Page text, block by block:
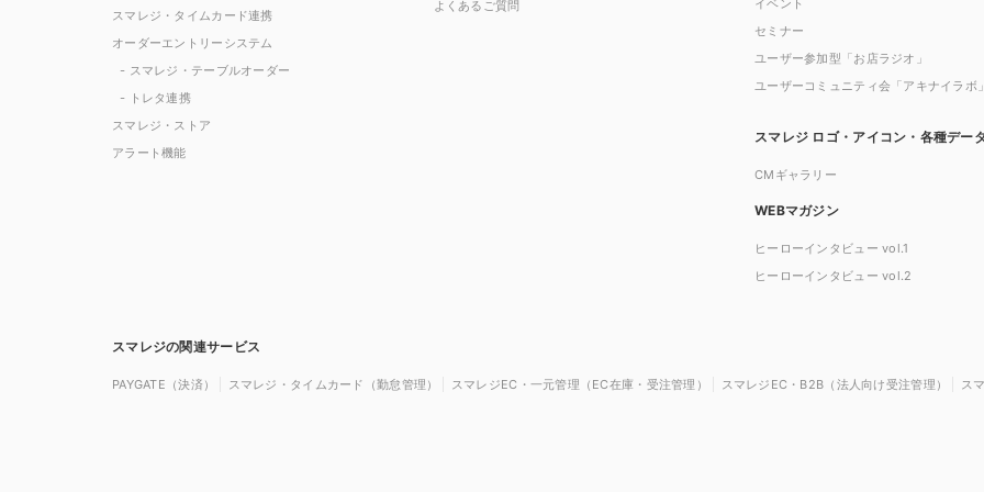
スマレジ・タイムカード連携
オーダーエントリーシステム
- スマレジ・テーブルオーダー
- トレタ連携
スマレジ・ストア
アラート機能
よくあるご質問
セミナー
ユーザー参加型「お店ラジオ」
ユーザーコミュニティ会「アキナイラボ」
スマレジ ロゴ・アイコン・各種デー
CMギャラリー
WEBマガジン
ヒーローインタビュー vol.1
ヒーローインタビュー vol.2
スマレジの関連サービス
PAYGATE（決済） スマレジ・タイムカード（勤怠管理） スマレジEC・一元管理（EC在庫・受注管理） スマレジEC・B2B（法人向け受注管理） ス